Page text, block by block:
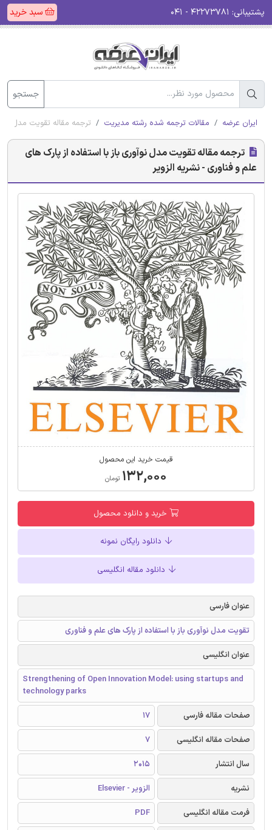
پشتیبانی: سبد خرید
جستجو
ایران عرضه مقالات ترجمه شده رشته مدیریت ترجمه مقاله تقویت مدل
ترجمه مقاله تقویت مدل نوآوری باز با استفاده از پارک ‌های
علم و فناوری - نشریه الزویر
قیمت خرید این محصول
۱۳۲,۰۰۰ تومان
خرید و دانلود محصول
دانلود رایگان نمونه
دانلود مقاله انگلیسی
عنوان فارسی
تقویت مدل نوآوری باز با استفاده از پارک ‌های علم و فناوری
عنوان انگلیسی
Strengthening of Open Innovation Model: using startups and
technology parks
صفحات مقاله فارسی
17
صفحات مقاله انگلیسی
7
سال انتشار
2015
نشریه
الزویر - Elsevier
فرمت مقاله انگلیسی
PDF